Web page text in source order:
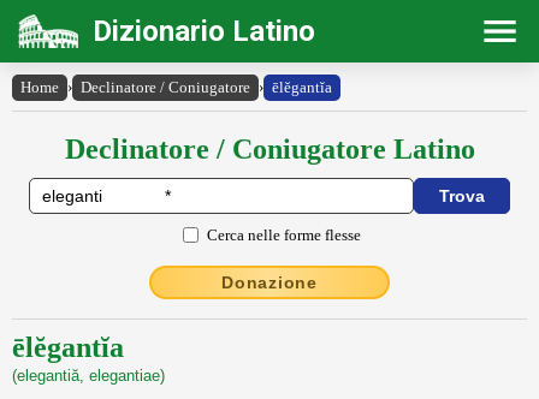
Dizionario Latino
Home › Declinatore / Coniugatore › ēlĕgantĭa
Declinatore / Coniugatore Latino
Cerca nelle forme flesse
Donazione
ēlĕgantĭa
(elegantiă, elegantiae)